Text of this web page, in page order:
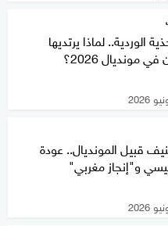
الوردية.. لماذا يرتديها
في مونديال 2026؟
قبيل المونديال.. عودة
و"إنجاز مغربي"